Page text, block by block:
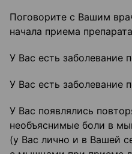
Поговорите с Вашим
начала приема
У Вас есть заболевание
У Вас есть заболевание
У Вас появлялись
необъяснимые боли в
(у Вас лично и в Вашей